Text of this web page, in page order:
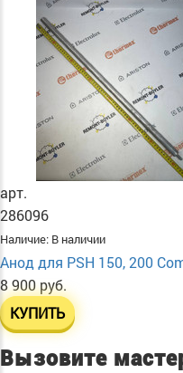
арт.
286096
Наличие: В наличии
Анод для PSH 150, 200
8 900 руб.
КУПИТЬ
Вызовите